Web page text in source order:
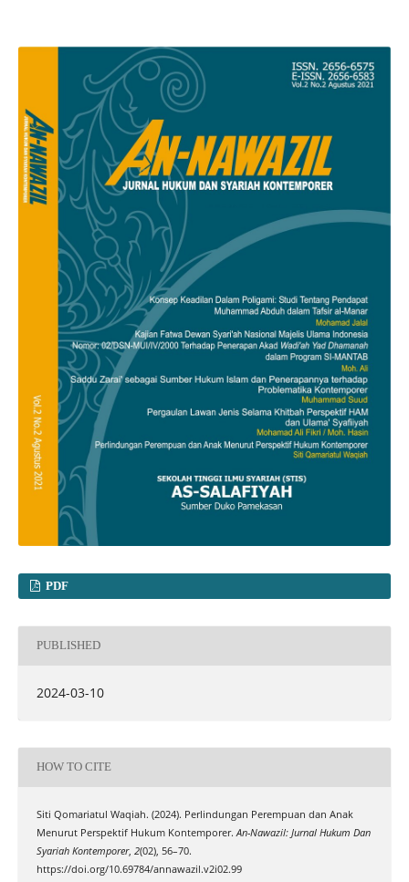
PDF
PUBLISHED
2024-03-10
HOW TO CITE
Siti Qomariatul Waqiah. (2024). Perlindungan Perempuan dan Anak
Menurut Perspektif Hukum Kontemporer.An-Nawazil: Jurnal Hukum Dan
Syariah Kontemporer, 2(02), 56–70.
https://doi.org/10.69784/annawazil.v2i02.99